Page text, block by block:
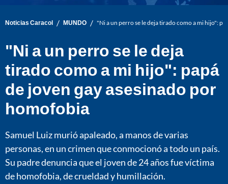
Noticias Caracol / MUNDO / "Ni a un perro se le deja tirado como a mi hijo":
"Ni a un perro se le deja
tirado como a mi hijo": papá
de joven gay asesinado por
homofobia
Samuel Luiz murió apaleado, a manos de varias
personas, en un crimen que conmocionó a todo un país.
Su padre denuncia que el joven de 24 años fue víctima
de homofobia, de crueldad y humillación.